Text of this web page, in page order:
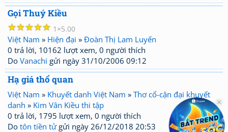
Gọi Thuý Kiều
☆
☆
☆
☆
☆ 1 5.00
Việt Nam » Hiện đại » Đoàn Thị Lam Luyến
0 trả lời, 10162 lượt xem, 0 người thích
Do Vanachi gửi ngày 31/10/2006 09:12
Hạ giá thổ quan
Việt Nam » Khuyết danh Việt Nam » Thơ cổ-cận đại khuyết
danh » Kim Vân Kiều thi tập
0 trả lời, 1795 lượt xem, 0 người thích
Do tôn tiền tửgửi ngày 26/12/2018 20:53